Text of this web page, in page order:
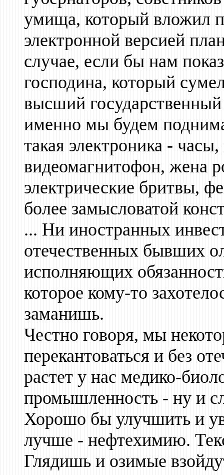
умища, который вложил
электронной версией
случае, если бы нам
господина, который
высший
именно мы будем
такая электроника -
видеомагнитофон, жена
электрические бритвы,
более замысловатой
... Ни иностранных
отечественных бывших
исполняющих
которое кому-то
заманишь.
Честно говоря, мы
перекантоваться и без
растет у нас медико-
промышленность - ну и
Хорошо бы улучшить и
лучше - нефтехимию.
Глядишь и озимые